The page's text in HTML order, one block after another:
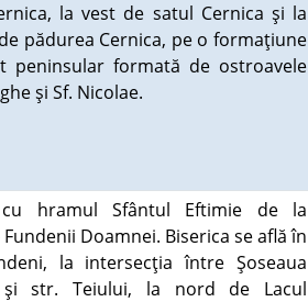
la vest de satul Cernica şi la
pădurea Cernica, pe o formaţiune
peninsular formată de ostroavele
şi Sf. Nicolae.
cu hramul Sfântul Eftimie de la
Fundenii Doamnei. Biserica se află în
la intersecţia între Şoseaua
şi str. Teiului, la nord de Lacul